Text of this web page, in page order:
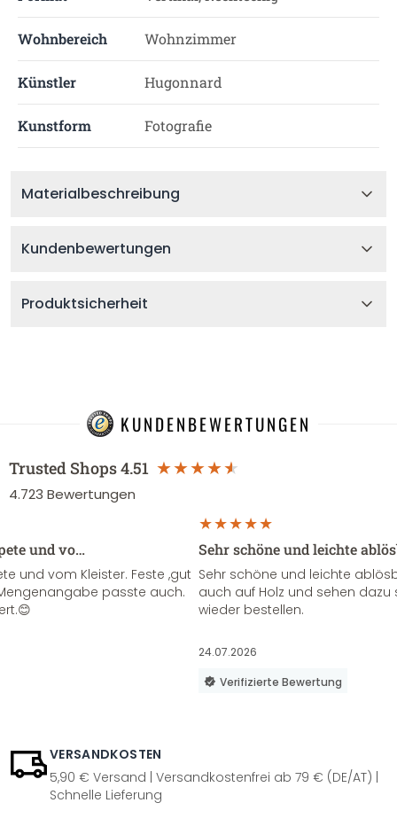
Wohnbereich Wohnzimmer
Künstler Hugonnard
Kunstform Fotografie
Materialbeschreibung
Kundenbewertungen
Produktsicherheit
KUNDENBEWERTUNGEN
Trusted Shops4.51
4.723 Bewertungen
und vo…
und vom Kleister. Feste ,gut
passte auch.
Sehr schöne und leichte
Sehr schöne und leichte
auch auf Holz und sehen
wieder bestellen.
24.07.2026
Verifizierte Bewertung
VERSANDKOSTEN
5,90 € Versand | Versandkostenfrei ab 79 € (DE/AT) |
Schnelle Lieferung